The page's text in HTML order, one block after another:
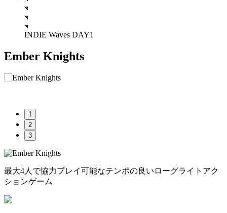
INDIE Waves DAY1
Ember Knights
1
2
3
最大4人で協力プレイ可能なテンポの良いローグライトアク
ションゲーム